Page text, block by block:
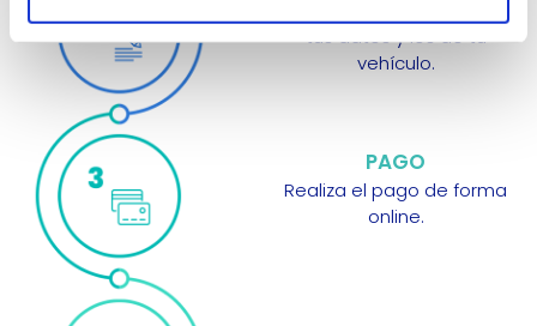
tus datos y los de tu
vehículo.
PAGO
Realiza el pago de forma
online.